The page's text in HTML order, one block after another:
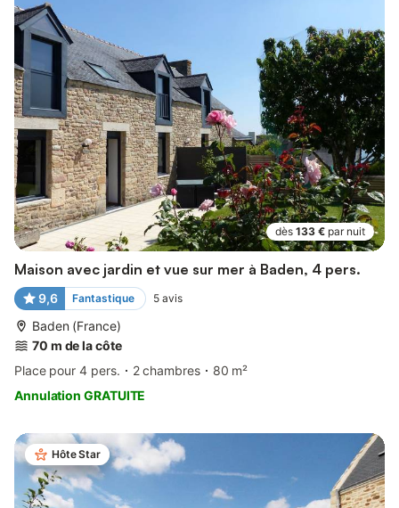
dès 133 € par nuit
Maison avec jardin et vue sur mer à Baden, 4 pers.
9,6 Fantastique 5 avis
Baden (France)
70 m de la côte
Place pour 4 pers.
2 chambres
80 m²
Annulation GRATUITE
Hôte Star